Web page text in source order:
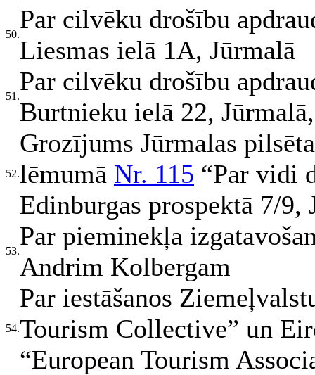
50.
Par cilvēku drošību
Liesmas ielā 1A, Jūrmalā
51.
Par cilvēku drošību
Burtnieku ielā 22,
52.
Grozījums Jūrmalas
lēmumā Nr. 115 “Par vidi
Edinburgas prospektā 7/9,
53.
Par pieminekļa
Andrim Kolbergam
54.
Par iestāšanos
Tourism Collective” un
“European Tourism